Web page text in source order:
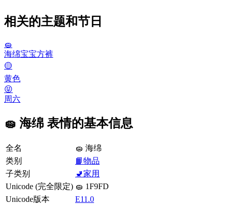
相关的主题和节日
🧽
海绵宝宝方裤
🟡
黄色
😝
周六
🧽 海绵 表情的基本信息
全名
🧽 海绵
类别
📙物品
子类别
🚽家用
Unicode (完全限定) 🧽 1F9FD
Unicode版本
E11.0